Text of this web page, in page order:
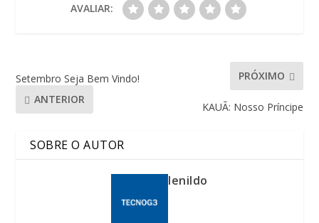
AVALIAR:
Setembro Seja Bem Vindo!
ANTERIOR
PRÓXIMO
KAUÃ: Nosso Príncipe
SOBRE O AUTOR
lenildo